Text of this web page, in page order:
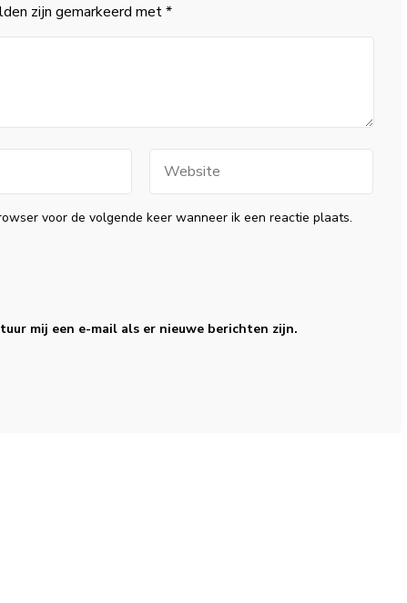
zijn gemarkeerd met*
voor de volgende keer wanneer ik een reactie plaats.
mij een e-mail als er nieuwe berichten zijn.